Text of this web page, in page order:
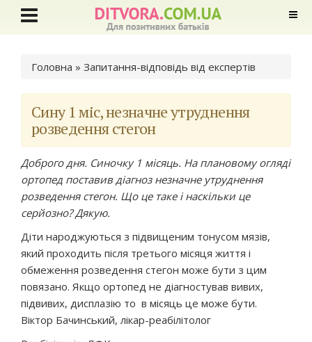
Ви є тут
Головна » Запитання-відповідь від експертів
Сину 1 міс, незначне утруднення
розведення стегон
Доброго дня. Синочку 1 місяць. На плановому огляді
ортопед поставив діагноз незначне утруднення
розведення стегон. Що це таке і наскільки це
серйозно? Дякую.
Діти народжуються з підвищеним тонусом мязів,
який проходить після третього місяця життя і
обмеження розведення стегон може бути з цим
повязано. Якщо ортопед не діагностував вивих,
підвивих, дисплазію то в місяць це може бути.
Віктор Бачинський, лікар-реабілітолог